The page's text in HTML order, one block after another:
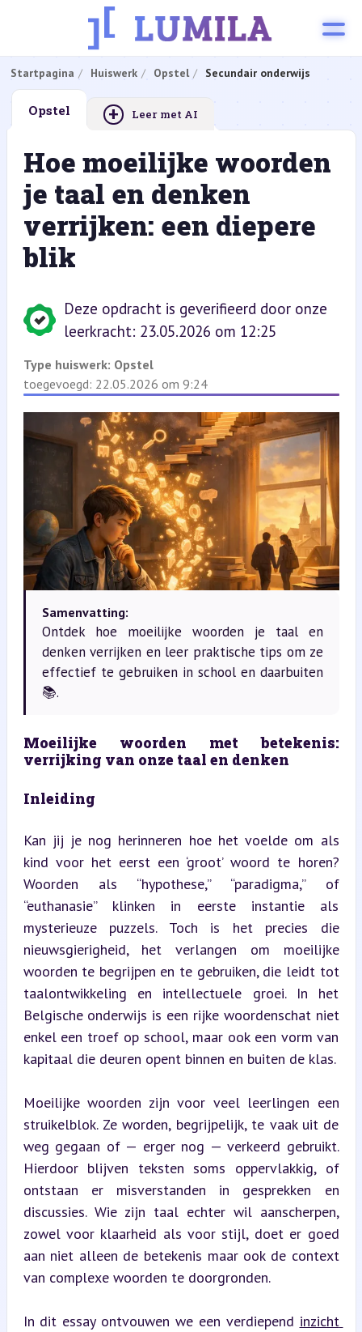
Startpagina Huiswerk Opstel Secundair onderwijs
Opstel + Leer met AI
Hoe moeilijke woorden
je taal en denken
verrijken: een diepere
blik
Deze opdracht is geverifieerd door onze
leerkracht: 23.05.2026 om 12:25
Type huiswerk: Opstel
toegevoegd: 22.05.2026 om 9:24
Samenvatting:
Ontdek hoe moeilijke woorden je taal en
denken verrijken en leer praktische tips om ze
effectief te gebruiken in school en daarbuiten
📚.
Moeilijke woorden met betekenis:
verrijking van onze taal en denken
Inleiding
Kan jij je nog herinneren hoe het voelde om als
kind voor het eerst een ‘groot’ woord te horen?
Woorden als “hypothese,” “paradigma,” of
“euthanasie” klinken in eerste instantie als
mysterieuze puzzels. Toch is het precies die
nieuwsgierigheid, het verlangen om moeilijke
woorden te begrijpen en te gebruiken, die leidt tot
taalontwikkeling en intellectuele groei. In het
Belgische onderwijs is een rijke woordenschat niet
enkel een troef op school, maar ook een vorm van
kapitaal die deuren opent binnen en buiten de klas.
Moeilijke woorden zijn voor veel leerlingen een
struikelblok. Ze worden, begrijpelijk, te vaak uit de
weg gegaan of — erger nog — verkeerd gebruikt.
Hierdoor blijven teksten soms oppervlakkig, of
ontstaan er misverstanden in gesprekken en
discussies. Wie zijn taal echter wil aanscherpen,
zowel voor klaarheid als voor stijl, doet er goed
aan niet alleen de betekenis maar ook de context
van complexe woorden te doorgronden.
In dit essay ontvouwen we een verdiepend inzicht